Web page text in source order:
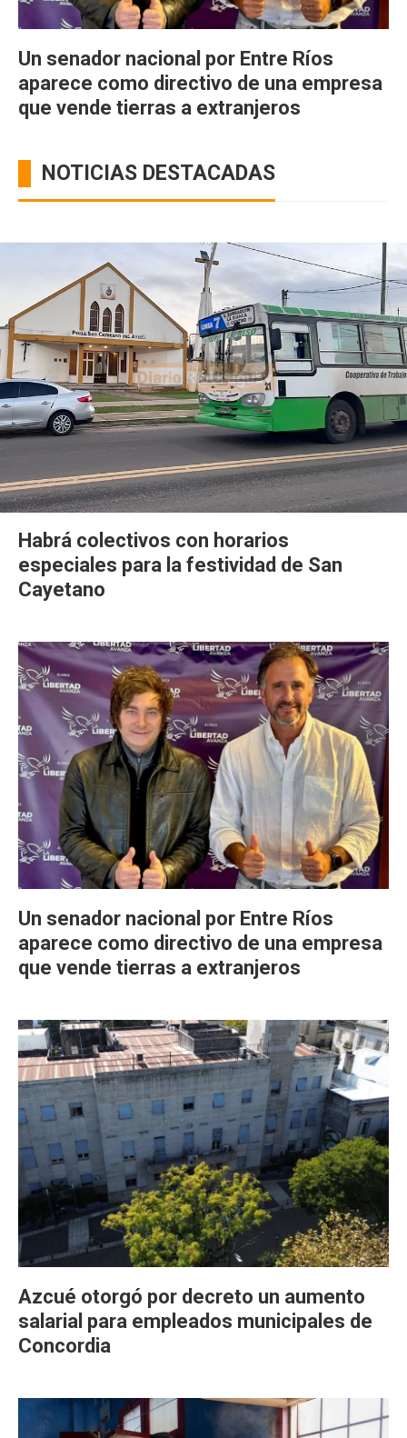
Un senador nacional por Entre Ríos
aparece como directivo de una empresa
que vende tierras a extranjeros
NOTICIAS DESTACADAS
Habrá colectivos con horarios
especiales para la festividad de San
Cayetano
Un senador nacional por Entre Ríos
aparece como directivo de una empresa
que vende tierras a extranjeros
Azcué otorgó por decreto un aumento
salarial para empleados municipales de
Concordia